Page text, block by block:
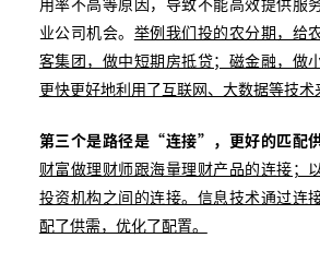
业公司机会。 举例我们投的农分期，给
客集团，做中短期房抵贷；磁金融，做
更快更好地利用了互联网、大数据等技术
第三个是路径是“连接”，更好的匹配
财富做理财师跟海量理财产品的连接；
投资机构之间的连接。信息技术通过连
配了供需，优化了配置。